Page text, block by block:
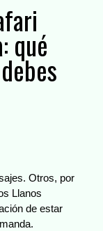
qué
Otros, por
Llanos
de estar